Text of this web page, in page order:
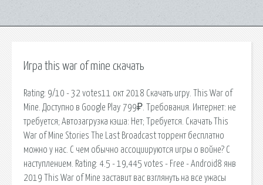
Игра this war of mine скачать
Rating: 9/10 - 32 votes11 окт 2018 Скачать игру. This War of
Mine. Доступно в Google Play 799₽. Требования. Интернет: не
требуется; Автозагрузка кэша: Нет; Требуется. Скачать This
War of Mine Stories The Last Broadcast торрент бесплатно
можно у нас. С чем обычно ассоциируются игры о войне? С
наступлением. Rating: 4.5 - 19,445 votes - Free - Android8 янв
2019 This War of Mine заставит вас взглянуть на все ужасы